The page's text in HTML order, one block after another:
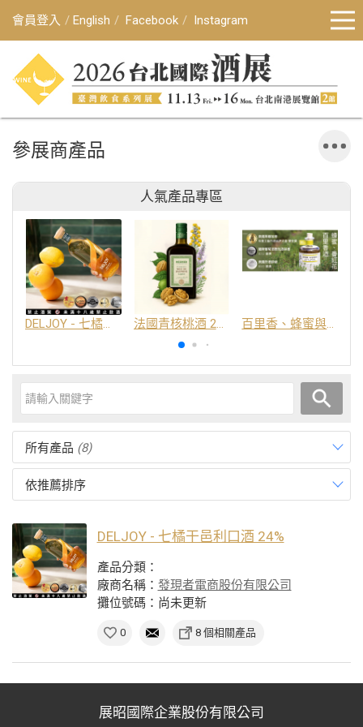
會員登入 English Facebook Instagram
參展商產品
人氣產品專區
DELJOY - 七橘干邑利口酒 24% 法國青核桃酒 25% 百里香、蜂蜜與番紅花酒
所有產品 (8)
依推薦排序
DELJOY - 七橘干邑利口酒 24%
產品分類：
廠商名稱： 發現者電商股份有限公司
攤位號碼：尚未更新
0 8 個相關產品
展昭國際企業股份有限公司